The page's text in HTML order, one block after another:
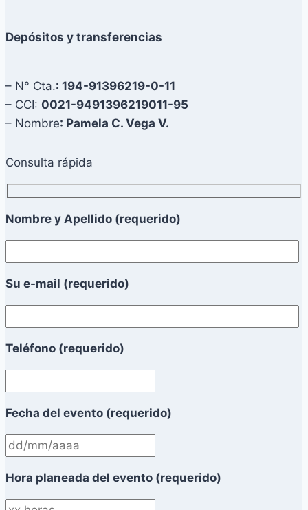
Depósitos y transferencias
– N° Cta.: 194-91396219-0-11
– CCI: 0021-9491396219011-95
– Nombre: Pamela C. Vega V.
Consulta rápida
Nombre y Apellido (requerido)
Su e-mail (requerido)
Teléfono (requerido)
Fecha del evento (requerido)
Hora planeada del evento (requerido)